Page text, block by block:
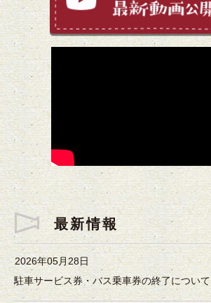
最新情報
2026年05月28日
駐車サービス券・バス乗車券の終了について